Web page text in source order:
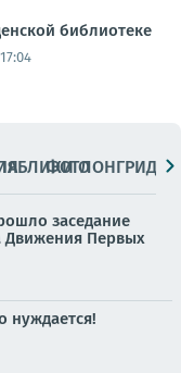
библиотеке
ФОТОЛОНГРИДЫ
заседание
Движения Первых
нуждается!